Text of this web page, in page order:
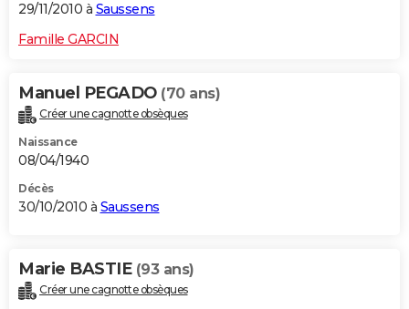
29/11/2010 à Saussens
Famille GARCIN
Manuel PEGADO (70 ans)
Créer une cagnotte obsèques
Naissance
08/04/1940
Décès
30/10/2010 à Saussens
Marie BASTIE (93 ans)
Créer une cagnotte obsèques